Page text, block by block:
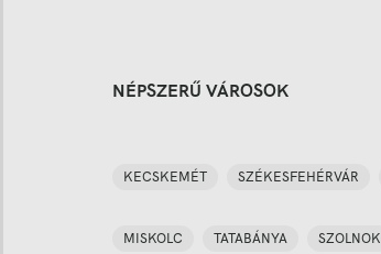
NÉPSZERŰ VÁROSOK
KECSKEMÉT SZÉKESFEHÉRVÁR
MISKOLC TATABÁNYA SZOLNOK